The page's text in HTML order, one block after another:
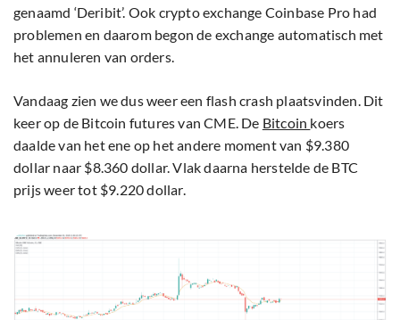
genaamd ‘Deribit’. Ook crypto exchange Coinbase Pro had
problemen en daarom begon de exchange automatisch met
het annuleren van orders.
Vandaag zien we dus weer een flash crash plaatsvinden. Dit
keer op de Bitcoin futures van CME. De Bitcoin koers
daalde van het ene op het andere moment van $9.380
dollar naar $8.360 dollar. Vlak daarna herstelde de BTC
prijs weer tot $9.220 dollar.